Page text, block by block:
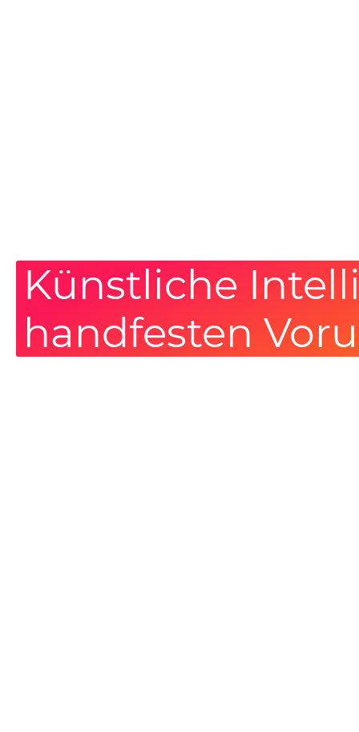
Künstliche
handfesten